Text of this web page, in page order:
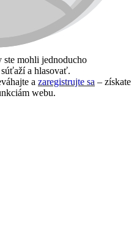
ste mohli jednoducho
a hlasovať.
a zaregistrujte sa – získate
webu.